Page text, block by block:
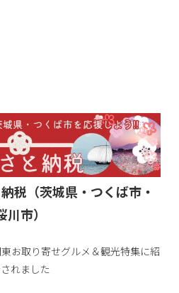
税（茨城県・つくば市・
川市）